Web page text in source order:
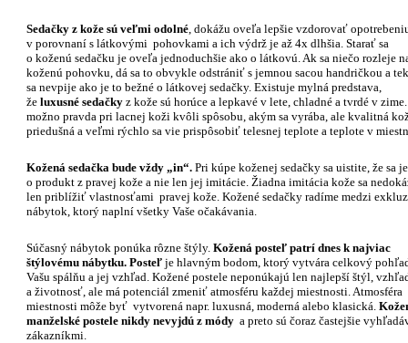
Sedačky z kože sú veľmi odolné, dokážu oveľa lepšie vzdorovať
v porovnaní s látkovými pohovkami a ich výdrž je až 4x dlhšia. Starať sa
o koženú sedačku je oveľa jednoduchšie ako o látkovú. Ak sa niečo rozleje
koženú pohovku, dá sa to obvykle odstrániť s jemnou sacou handričkou a
sa nevpije ako je to bežné o látkovej sedačky. Existuje mylná predstava,
že luxusné sedačky z kože sú horúce a lepkavé v lete, chladné a tvrdé v
možno pravda pri lacnej koži kvôli spôsobu, akým sa vyrába, ale kvalitná
priedušná a veľmi rýchlo sa vie prispôsobiť telesnej teplote a teplote v
Kožená sedačka bude vždy „in“. Pri kúpe koženej sedačky sa uistite, že sa
o produkt z pravej kože a nie len jej imitácie. Žiadna imitácia kože sa
len priblížiť vlastnosťami pravej kože. Kožené sedačky radíme medzi
nábytok, ktorý naplní všetky Vaše očakávania.
Súčasný nábytok ponúka rôzne štýly. Kožená posteľ patrí dnes k najviac
štýlovému nábytku. Posteľ je hlavným bodom, ktorý vytvára celkový
Vašu spálňu a jej vzhľad. Kožené postele neponúkajú len najlepší štýl,
a životnosť, ale má potenciál zmeniť atmosféru každej miestnosti. Atmosféra
miestnosti môže byť vytvorená napr. luxusná, moderná alebo klasická.
manželské postele nikdy nevyjdú z módy a preto sú čoraz častejšie
zákazníkmi.